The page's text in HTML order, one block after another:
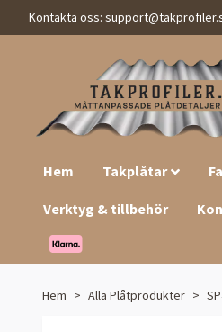
Kontakta oss:
Hem Takplåtar
Verktyg & tillbehör
Hem Alla Plåtprodukter